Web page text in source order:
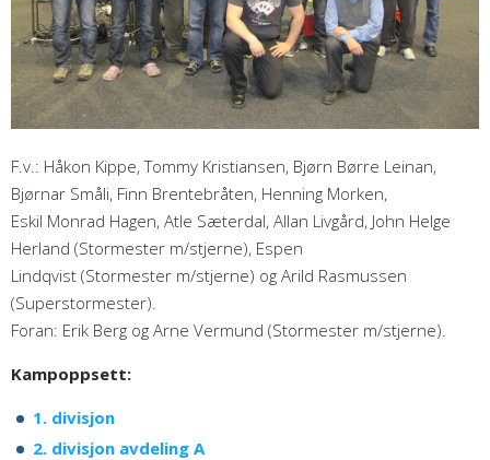
F.v.: Håkon Kippe, Tommy Kristiansen, Bjørn Børre Leinan,
Bjørnar Småli, Finn Brentebråten, Henning Morken,
Eskil Monrad Hagen, Atle Sæterdal, Allan Livgård, John Helge
Herland (Stormester m/stjerne), Espen
Lindqvist (Stormester m/stjerne) og Arild Rasmussen
(Superstormester).
Foran: Erik Berg og Arne Vermund (Stormester m/stjerne).
Kampoppsett:
1. divisjon
2. divisjon avdeling A